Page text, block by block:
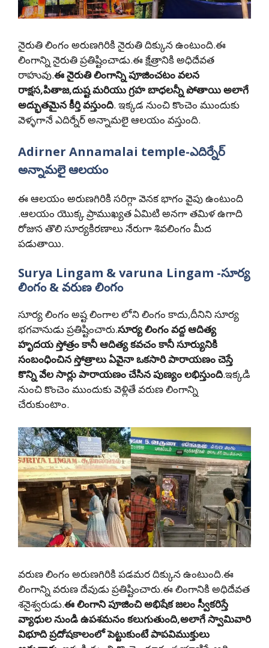
నైరుతి లింగం అరుణగిరికి నైరుతి దిక్కున ఉంటుంది.ఈ
లింగాన్ని నైరుతి ప్రతిష్టించాడు.ఈ క్షేత్రానికి అధిదేవత
రాహువు.ఈ నైరుతి లింగాన్ని పూజించటం వలన
రాక్షస,పితాజ,దుష్ట మరియు గ్రహ బాధలన్నీ పోతాయి అలాగే
అద్భుతమైన కీర్తి వస్తుంది. ఇక్కడ నుంచి కొంచెం ముందుకు
వెళ్ళగానే ఎదిర్నేర్ అన్నామలై ఆలయం వస్తుంది.
Adirner Annamalai temple-ఎదిర్నేర్
అన్నామలై ఆలయం
ఈ ఆలయం అరుణగిరికి సరిగ్గా వెనక భాగం వైపు ఉంటుంది
.ఆలయం యొక్క ప్రాముఖ్యత ఏమిటి అనగా తమిళ ఉగాది
రోజున తొలి సూర్యకిరణాలు నేరుగా శివలింగం మీద
పడుతాయి.
Surya Lingam & varuna Lingam -సూర్య
లింగం & వరుణ లింగం
సూర్య లింగం అష్ట లింగాల లోని లింగం కాదు,దీనిని సూర్య
భగవానుడు ప్రతిష్టించారు.సూర్య లింగం వద్ద ఆదిత్య
హృదయ స్తోత్రం కానీ ఆదిత్య కవచం కానీ సూర్యునికి
సంబంధించిన స్తోత్రాలు ఏవైనా ఒకసారి పారాయణం చెస్తే
కొన్ని వేల సార్లు పారాయణం చేసిన పుణ్యం లభిస్తుంది.ఇక్కడి
నుంచి కొంచెం ముందుకు వెళ్లితే వరుణ లింగాన్ని
చేరుకుంటాం.
వరుణ లింగం అరుణగిరికి పడమర దిక్కున ఉంటుంది.ఈ
లింగాన్ని వరుణ దేవుడు ప్రతిష్టించారు.ఈ లింగానికి అధిదేవత
శనైశ్వరుడు.ఈ లింగాని పూజించి అభిషేక జలం స్వీకరిస్తే
వ్యాధుల నుండి ఉపశమనం కలుగుతుంది,అలాగే స్వామివారి
విభూది ప్రదోషకాలంలో పెట్టుకుంటే పాపవిముక్తులు